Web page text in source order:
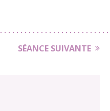
SÉANCE SUIVANTE